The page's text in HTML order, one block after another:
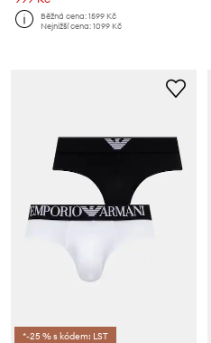
Běžná cena:1599 Kč
Nejnižší cena:1099 Kč
*-25 % s kódem: LST